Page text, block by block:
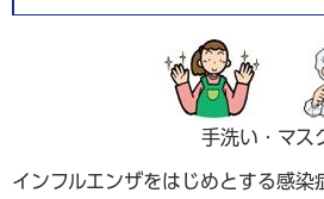
手洗い・マス
インフルエンザをはじめとする感染